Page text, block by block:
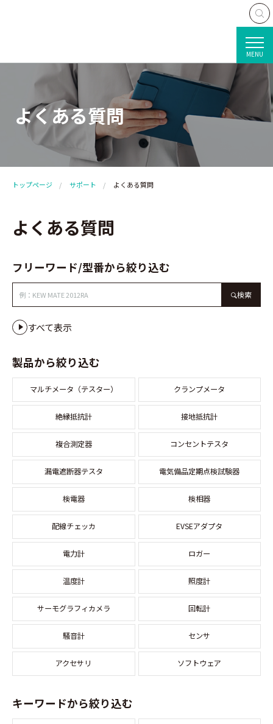
MENU
よくある質問
トップページ サポート よくある質問
よくある質問
フリーワード/型番から絞り込む
検索
すべて表示
製品から絞り込む
マルチメータ（テスター） クランプメータ
絶縁抵抗計 接地抵抗計
複合測定器 コンセントテスタ
漏電遮断器テスタ 電気備品定期点検試験器
検電器 検相器
配線チェッカ EVSEアダプタ
電力計 ロガー
温度計 照度計
サーモグラフィカメラ 回転計
騒音計 センサ
アクセサリ ソフトウェア
キーワードから絞り込む